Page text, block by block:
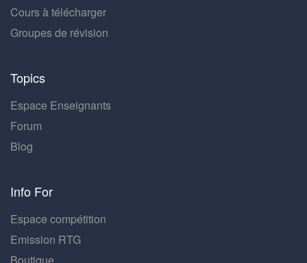
Cours à télécharger
Groupes de révision
Topics
Espace Enseignants
Forum
Blog
Info For
Espace compétition
Emission RTG